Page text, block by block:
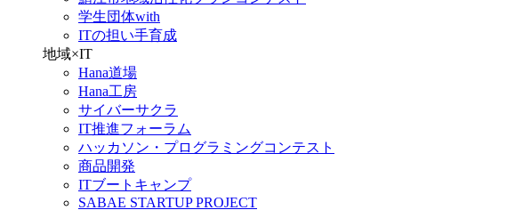
学生団体with
ITの担い手育成
地域×IT
Hana道場
Hana工房
サイバーサクラ
IT推進フォーラム
ハッカソン・プログラミングコンテスト
商品開発
ITブートキャンプ
SABAE STARTUP PROJECT